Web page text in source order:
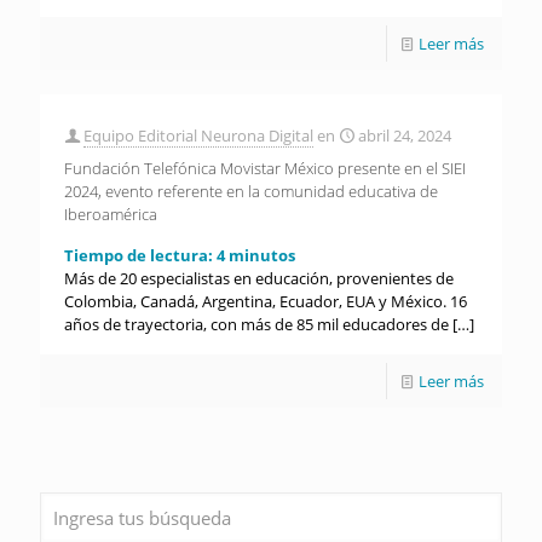
Leer más
Equipo Editorial Neurona Digital en
abril 24, 2024
Fundación Telefónica Movistar México presente en el SIEI
2024, evento referente en la comunidad educativa de
Iberoamérica
Tiempo de lectura: 4 minutos
Más de 20 especialistas en educación, provenientes de
Colombia, Canadá, Argentina, Ecuador, EUA y México. 16
años de trayectoria, con más de 85 mil educadores de […]
Leer más